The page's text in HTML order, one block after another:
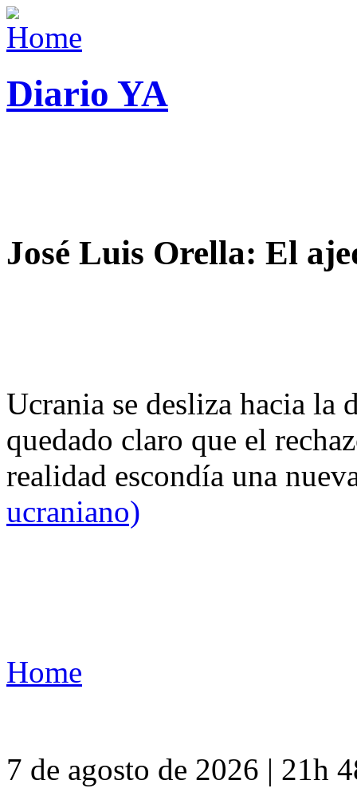
Diario YA
José Luis Orella: El
Ucrania se desliza hacia
quedado claro que el
realidad escondía una
ucraniano)
Home
7 de agosto de 2026 | 21h